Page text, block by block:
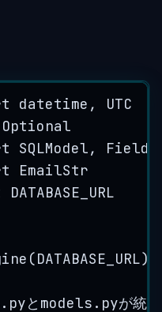
datetime, UTC
Optional
SQLModel,
EmailStr
DATABASE_URL
(DATABASE_URL)
とmodels.pyが統合